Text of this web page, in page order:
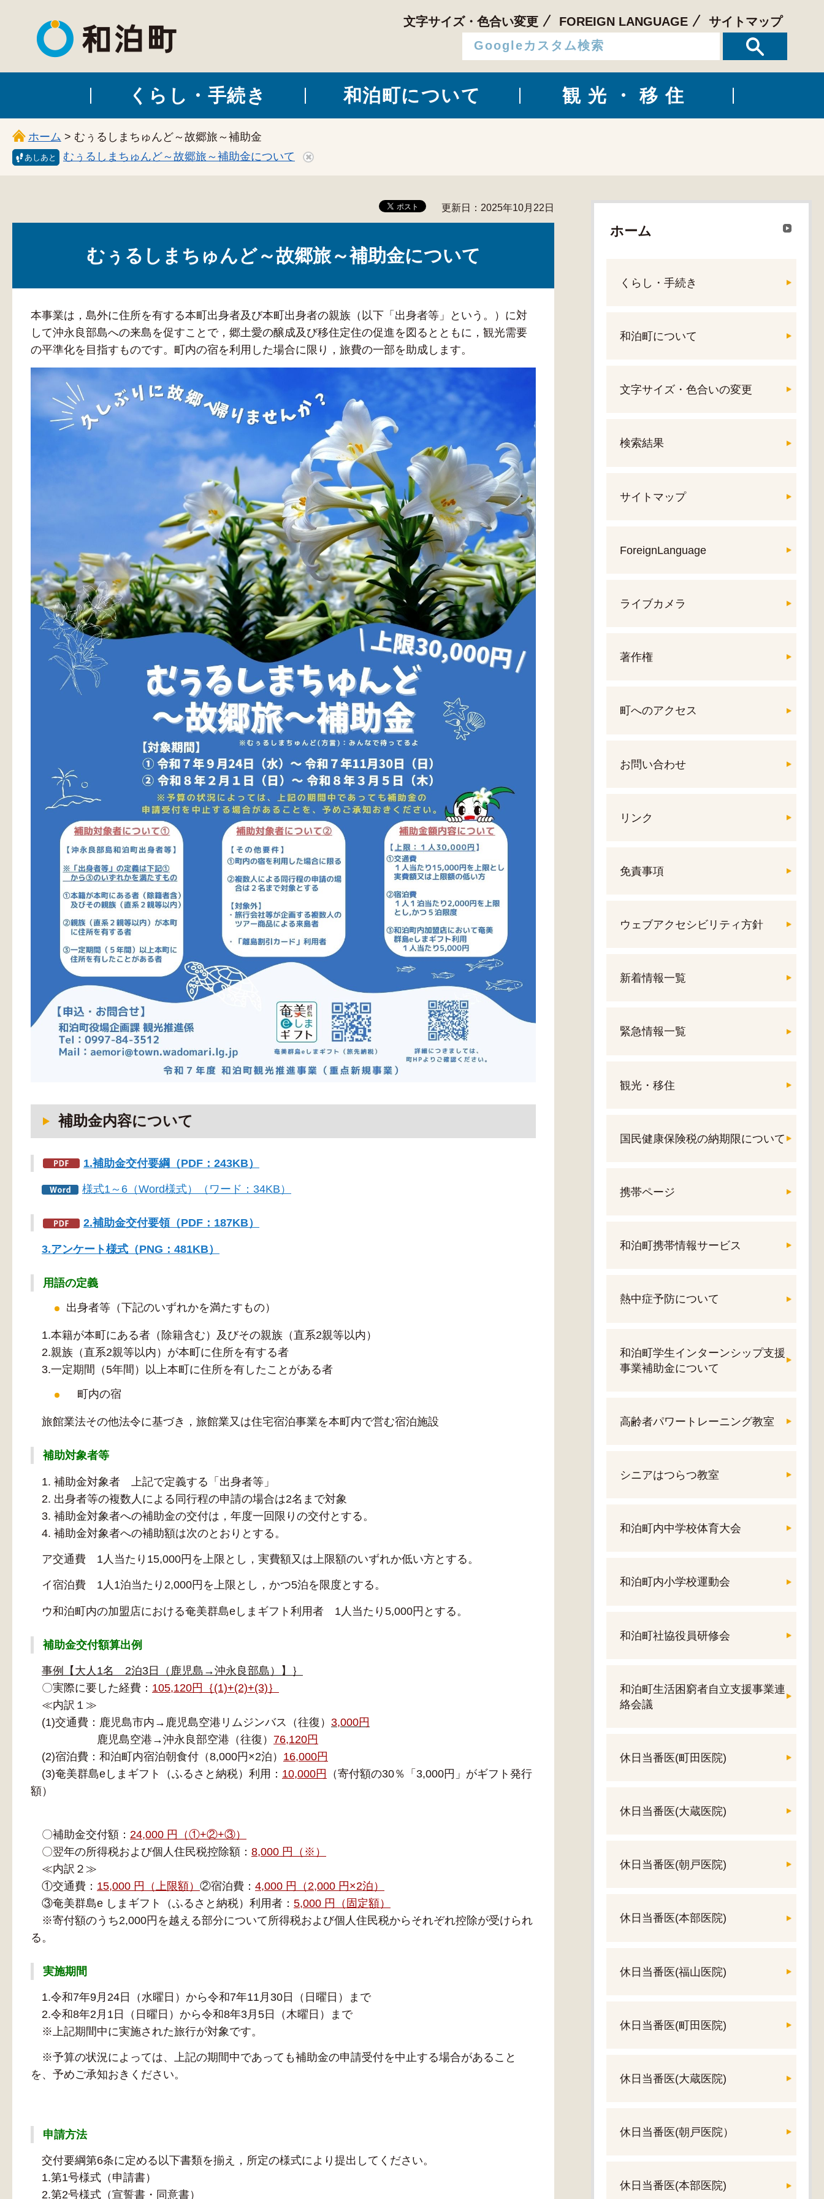
和泊町
文字サイズ・色合い変更 FOREIGN LANGUAGE サイトマップ
くらし・手続き 和泊町について 観光・移住
ホーム > むぅるしまちゅんど～故郷旅～補助金
あしあと むぅるしまちゅんど～故郷旅～補助金について
更新日：2025年10月22日
むぅるしまちゅんど～故郷旅～補助金について
本事業は，島外に住所を有する本町出身者及び本町出身者の親族（以下「出身者等」という。）に対
して沖永良部島への来島を促すことで，郷土愛の醸成及び移住定住の促進を図るとともに，観光需要
の平準化を目指すものです。町内の宿を利用した場合に限り，旅費の一部を助成します。
補助金内容について
1.補助金交付要綱（PDF：243KB）
様式1～6（Word様式）（ワード：34KB）
2.補助金交付要領（PDF：187KB）
3.アンケート様式（PNG：481KB）
用語の定義
出身者等（下記のいずれかを満たすもの）
1.本籍が本町にある者（除籍含む）及びその親族（直系2親等以内）
2.親族（直系2親等以内）が本町に住所を有する者
3.一定期間（5年間）以上本町に住所を有したことがある者
町内の宿
旅館業法その他法令に基づき，旅館業又は住宅宿泊事業を本町内で営む宿泊施設
補助対象者等
1. 補助金対象者 上記で定義する「出身者等」
2. 出身者等の複数人による同行程の申請の場合は2名まで対象
3. 補助金対象者への補助金の交付は，年度一回限りの交付とする。
4. 補助金対象者への補助額は次のとおりとする。
ア交通費 1人当たり15,000円を上限とし，実費額又は上限額のいずれか低い方とする。
イ宿泊費 1人1泊当たり2,000円を上限とし，かつ5泊を限度とする。
ウ和泊町内の加盟店における奄美群島eしまギフト利用者 1人当たり5,000円とする。
補助金交付額算出例
事例【大人1名 2泊3日（鹿児島→沖永良部島）】｝
〇実際に要した経費： 105,120円｛(1)+(2)+(3)｝
≪内訳１≫
(1)交通費：鹿児島市内→鹿児島空港リムジンバス（往復） 3,000円
鹿児島空港→沖永良部空港（往復） 76,120円
(2)宿泊費：和泊町内宿泊朝食付（8,000円×2泊） 16,000円
(3)奄美群島eしまギフト（ふるさと納税）利用： 10,000円
（寄付額の30％「3,000円」がギフト発行
額）
〇補助金交付額： 24,000 円（①+②+③）
〇翌年の所得税および個人住民税控除額： 8,000 円（※）
≪内訳２≫
①交通費： 15,000 円（上限額） ②宿泊費： 4,000 円（2,000 円×2泊）
③奄美群島e しまギフト（ふるさと納税）利用者： 5,000 円（固定額）
※寄付額のうち2,000円を越える部分について所得税および個人住民税からそれぞれ控除が受けられ
る。
実施期間
1.令和7年9月24日（水曜日）から令和7年11月30日（日曜日）まで
2.令和8年2月1日（日曜日）から令和8年3月5日（木曜日）まで
※上記期間中に実施された旅行が対象です。
※予算の状況によっては、上記の期間中であっても補助金の申請受付を中止する場合があること
を、予めご承知おきください。
申請方法
交付要綱第6条に定める以下書類を揃え，所定の様式により提出してください。
1.第1号様式（申請書）
2.第2号様式（宣誓書・同意書）
ホーム
くらし・手続き
和泊町について
文字サイズ・色合いの変更
検索結果
サイトマップ
ForeignLanguage
ライブカメラ
著作権
町へのアクセス
お問い合わせ
リンク
免責事項
ウェブアクセシビリティ方針
新着情報一覧
緊急情報一覧
観光・移住
国民健康保険税の納期限について
携帯ページ
和泊町携帯情報サービス
熱中症予防について
和泊町学生インターンシップ支援
事業補助金について
高齢者パワートレーニング教室
シニアはつらつ教室
和泊町内中学校体育大会
和泊町内小学校運動会
和泊町社協役員研修会
和泊町生活困窮者自立支援事業連
絡会議
休日当番医(町田医院)
休日当番医(大蔵医院)
休日当番医(朝戸医院)
休日当番医(本部医院)
休日当番医(福山医院)
休日当番医(町田医院)
休日当番医(大蔵医院)
休日当番医(朝戸医院）
休日当番医(本部医院)